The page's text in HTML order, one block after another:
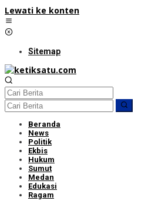
Lewati ke konten
Sitemap
Beranda
News
Politik
Ekbis
Hukum
Sumut
Medan
Edukasi
Ragam